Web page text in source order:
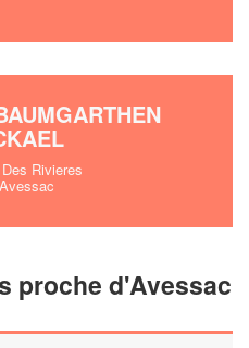
Rivieres
proche d'Avessac